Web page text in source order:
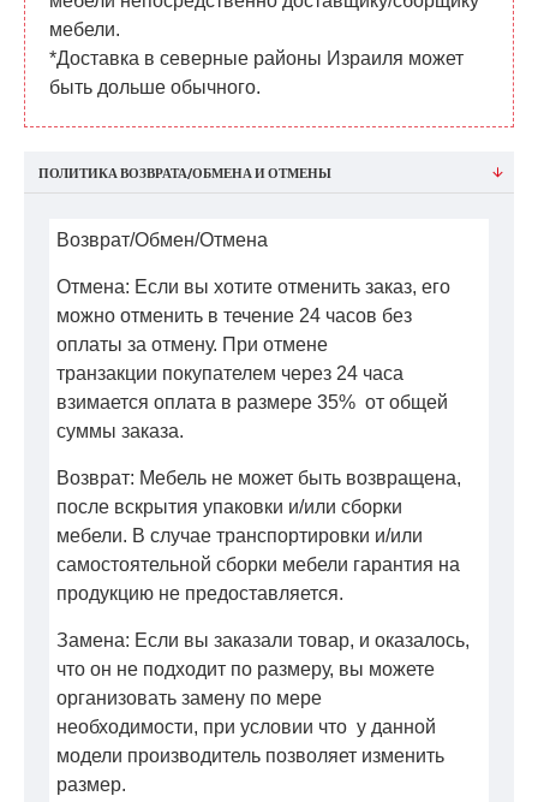
мебели.
*Доставка в северные районы Израиля может
быть дольше обычного.
ПОЛИТИКА ВОЗВРАТА/ОБМЕНА И ОТМЕНЫ
Возврат/Обмен/Отмена
Отмена: Если вы хотите отменить заказ, его
можно отменить в течение 24 часов без
оплаты за отмену. При отмене
транзакции покупателем через 24 часа
взимается оплата в размере 35% от общей
суммы заказа.
Возврат: Мебель не может быть возвращена,
после вскрытия упаковки и/или сборки
мебели. В случае транспортировки и/или
самостоятельной сборки мебели гарантия на
продукцию не предоставляется.
Замена: Если вы заказали товар, и оказалось,
что он не подходит по размеру, вы можете
организовать замену по мере
необходимости, при условии что у данной
модели производитель позволяет изменить
размер.